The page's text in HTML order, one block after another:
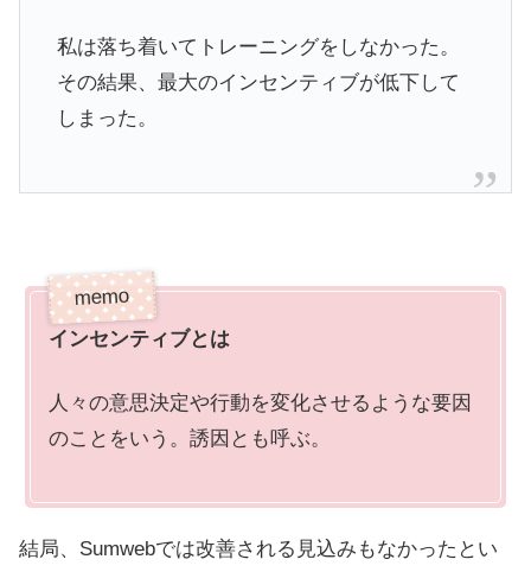
私は落ち着いてトレーニングをしなかった。
その結果、最大のインセンティブが低下して
しまった。
インセンティブとは
人々の意思決定や行動を変化させるような要因
のことをいう。誘因とも呼ぶ。
結局、Sumwebでは改善される見込みもなかったとい